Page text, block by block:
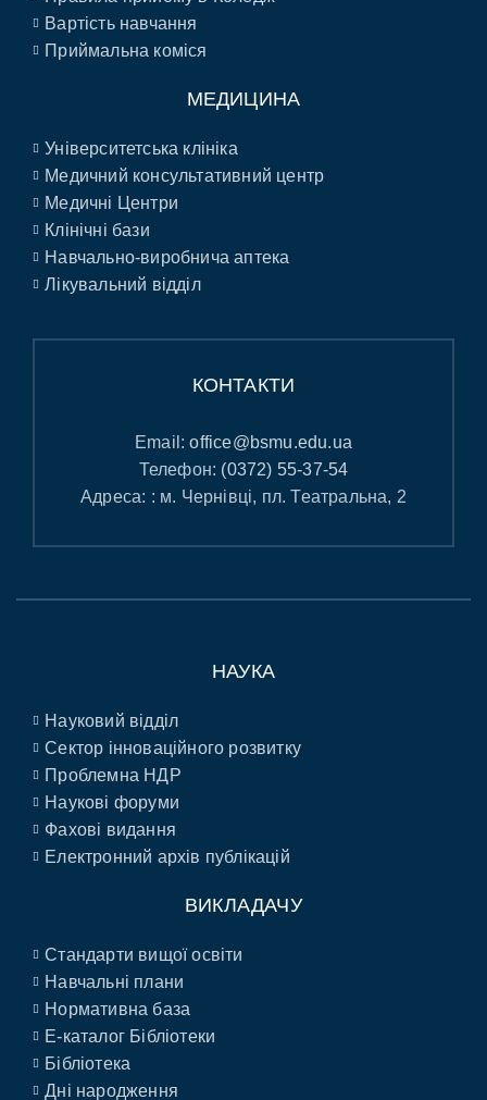
Вартість навчання
Приймальна коміся
МЕДИЦИНА
Університетська клініка
Медичний консультативний центр
Медичні Центри
Клінічні бази
Навчально-виробнича аптека
Лікувальний відділ
КОНТАКТИ
Email:office@bsmu.edu.ua
Телефон: (0372) 55-37-54
Адреса: : м. Чернівці, пл. Театральна, 2
НАУКА
Науковий відділ
Сектор інноваційного розвитку
Проблемна НДР
Наукові форуми
Фахові видання
Електронний архів публікацій
ВИКЛАДАЧУ
Стандарти вищої освіти
Навчальні плани
Нормативна база
E-каталог Бібліотеки
Бібліотека
Дні народження